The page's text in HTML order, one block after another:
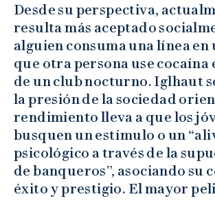
Desde su perspectiva,
resulta más aceptado
alguien consuma una línea en
que otra persona use cocaína
de un club nocturno. Iglhaut
la presión de la sociedad
rendimiento lleva a que los
busquen un estímulo o un
psicológico a través de la
de banqueros”, asociando su
éxito y prestigio. El mayor